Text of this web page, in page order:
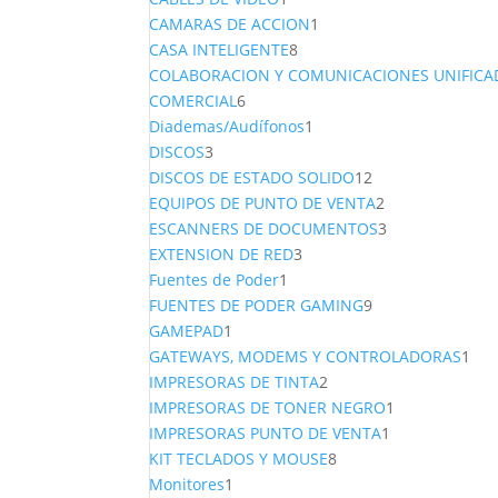
producto
CAMARAS DE ACCION1
CASA INTELIGENTE88
productos
COLABORACION Y COMUNICACIONES
COMERCIAL66
productos
Diademas/Audífonos1
DISCOS3
productos
DISCOS DE ESTADO SOLIDO12
productos
EQUIPOS DE PUNTO DE VENTA2
productos
ESCANNERS DE DOCUMENTOS3
EXTENSION DE RED3
Fuentes de Poder1
producto
FUENTES DE PODER GAMING99
GAMEPAD1
producto
GATEWAYS, MODEMS Y CONTROLADORAS1
IMPRESORAS DE TINTA2
productos
IMPRESORAS DE TONER NEGRO1
IMPRESORAS PUNTO DE VENTA1
KIT TECLADOS Y MOUSE88
Monitores1